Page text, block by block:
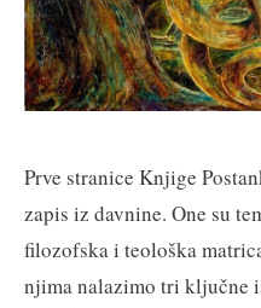
Prve stranice Knjige
zapis iz davnine. One su
filozofska i teološka
njima nalazimo tri ključne